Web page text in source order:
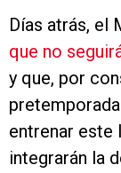
Días atrás, el
que no
y que, por
entrenar este
integrarán la